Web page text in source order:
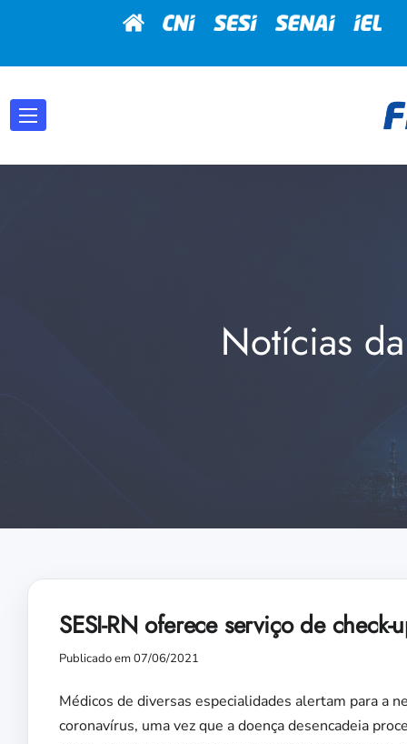
Notícias
SESI-RN oferece serviço de
Publicado em 07/06/2021
Médicos de diversas especialidades alertam para a
coronavírus, uma vez que a doença desencadeia